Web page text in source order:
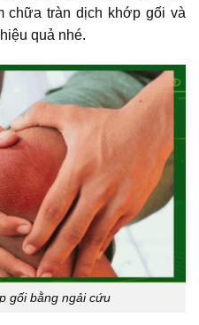
chữa tràn dịch khớp gối và
quả nhé.
gối bằng ngải cứu